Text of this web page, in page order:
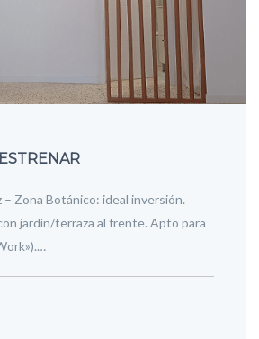
– Zona Botánico: ideal inversión.
jardín/terraza al frente. Apto para